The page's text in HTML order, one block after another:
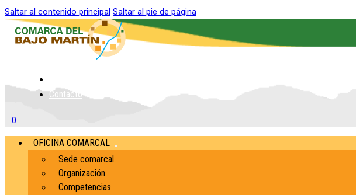
Saltar al contenido principal Saltar al pie de página
Contacto
0
OFICINA COMARCAL
Sede comarcal
Organización
Competencias